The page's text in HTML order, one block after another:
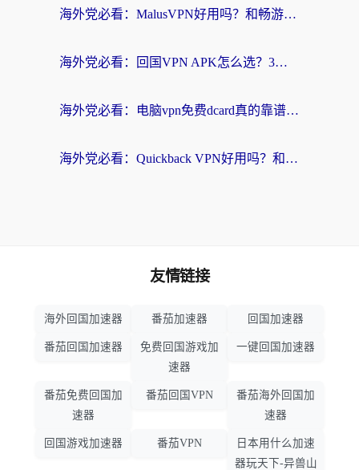
海外党必看：MalusVPN好用吗？和畅游VPN对比哪个回国效果更好？附穿梭飞鱼神龟真实体验
海外党必看：回国VPN APK怎么选？3步教你无缝刷国内剧玩国服
海外党必看：电脑vpn免费dcard真的靠谱吗？教你选对回国加速器无缝访问国内资源
海外党必看：Quickback VPN好用吗？和小黑牛VPN对比哪个回国效果更好？附真实体验+避坑指南
友情链接
海外回国加速器 番茄加速器 回国加速器
番茄回国加速器
免费回国游戏加
速器
一键回国加速器
番茄免费回国加
速器
番茄回国VPN
番茄海外回国加
速器
回国游戏加速器 番茄VPN
日本用什么加速
器玩天下-异兽山